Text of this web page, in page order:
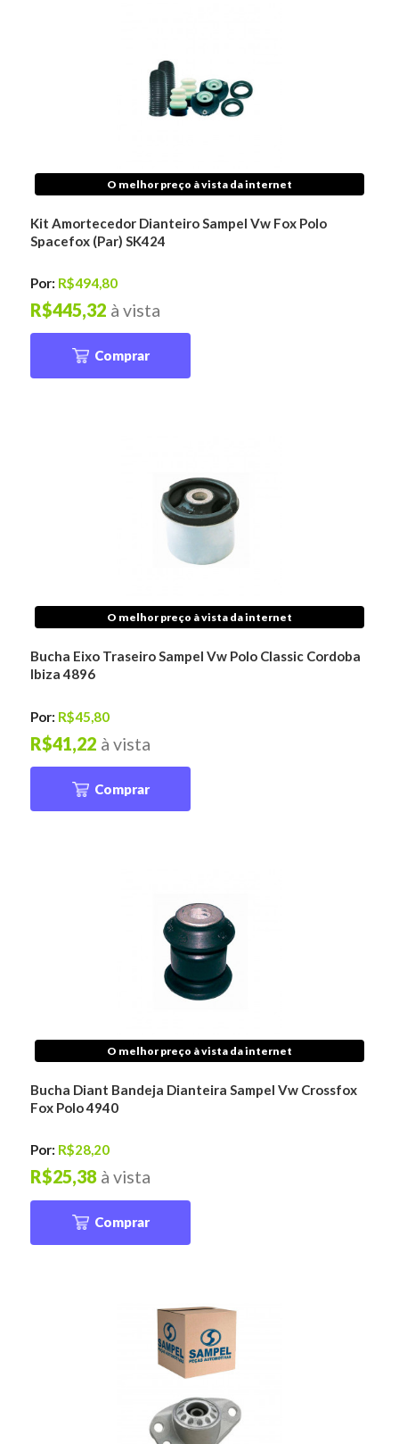
O melhor preço à vista da internet
Kit Amortecedor Dianteiro Sampel Vw Fox Polo
Spacefox (Par) SK424
Por: R$494,80
à vista
R$445,32
Comprar
O melhor preço à vista da internet
Bucha Eixo Traseiro Sampel Vw Polo Classic Cordoba
Ibiza 4896
Por: R$45,80
à vista
R$41,22
Comprar
O melhor preço à vista da internet
Bucha Diant Bandeja Dianteira Sampel Vw Crossfox
Fox Polo 4940
Por: R$28,20
à vista
R$25,38
Comprar